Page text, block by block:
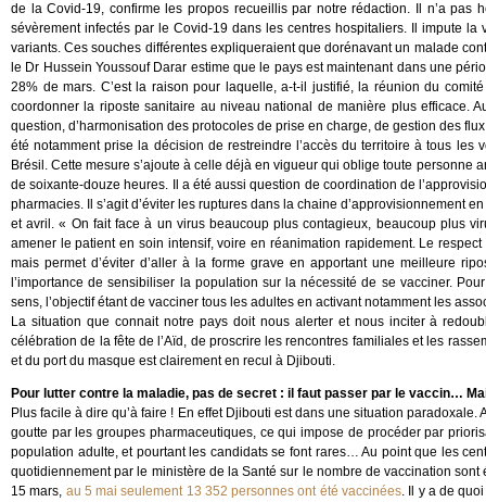
de la Covid-19, confirme les propos recueillis par notre rédaction. Il n’a pas
sévèrement infectés par le Covid-19 dans les centres hospitaliers. Il impute
variants. Ces souches différentes expliqueraient que dorénavant un malade
le Dr Hussein Youssouf Darar estime que le pays est maintenant dans une
28% de mars. C’est la raison pour laquelle, a-t-il justifié, la réunion du
coordonner la riposte sanitaire au niveau national de manière plus efficace.
question, d’harmonisation des protocoles de prise en charge, de gestion des
été notamment prise la décision de restreindre l’accès du territoire à tous
Brésil. Cette mesure s’ajoute à celle déjà en vigueur qui oblige toute personne
de soixante-douze heures. Il a été aussi question de coordination de
pharmacies. Il s’agit d’éviter les ruptures dans la chaine d’approvisionnement
et avril. « On fait face à un virus beaucoup plus contagieux, beaucoup plus
amener le patient en soin intensif, voire en réanimation rapidement. Le
mais permet d’éviter d’aller à la forme grave en apportant une meilleure
l’importance de sensibiliser la population sur la nécessité de se vacciner.
sens, l’objectif étant de vacciner tous les adultes en activant notamment les
La situation que connait notre pays doit nous alerter et nous inciter à
célébration de la fête de l’Aïd, de proscrire les rencontres familiales et les
et du port du masque est clairement en recul à Djibouti.
Pour lutter contre la maladie, pas de secret : il faut passer par le vaccin…
Plus facile à dire qu’à faire ! En effet Djibouti est dans une situation
goutte par les groupes pharmaceutiques, ce qui impose de procéder par
population adulte, et pourtant les candidats se font rares… Au point que les
quotidiennement par le ministère de la Santé sur le nombre de vaccination
15 mars, au 5 mai seulement 13 352 personnes ont été vaccinées. Il y a de